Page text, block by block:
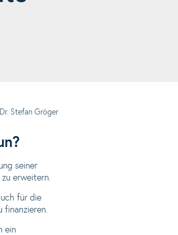
Stefan Gröger
seiner
erweitern.
für die
finanzieren.
ein